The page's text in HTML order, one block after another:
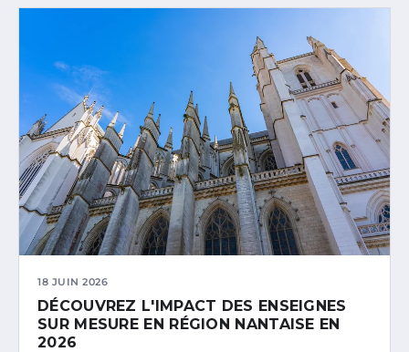
18 JUIN 2026
DÉCOUVREZ L'IMPACT DES ENSEIGNES
SUR MESURE EN RÉGION NANTAISE EN
2026